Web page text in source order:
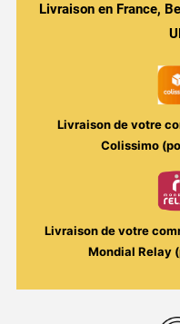
Livraison en France,
Livraison de votre
Colissimo
Livraison de votre
Mondial Relay